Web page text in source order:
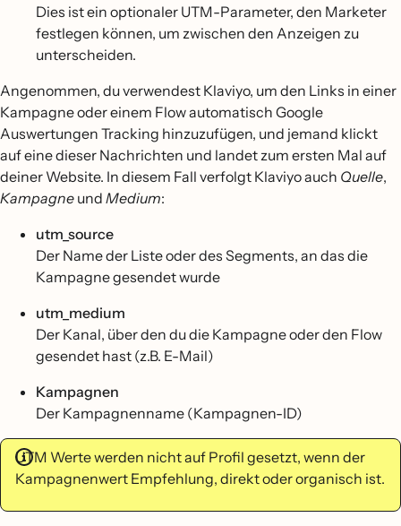
Dies ist ein optionaler UTM-Parameter, den Marketer
festlegen können, um zwischen den Anzeigen zu
unterscheiden.
Angenommen, du verwendest Klaviyo, um den Links in einer
Kampagne oder einem Flow automatisch Google
Auswertungen Tracking hinzuzufügen, und jemand klickt
auf eine dieser Nachrichten und landet zum ersten Mal auf
deiner Website. In diesem Fall verfolgt Klaviyo auch Quelle,
Kampagne und Medium:
utm_source
Der Name der Liste oder des Segments, an das die
Kampagne gesendet wurde
utm_medium
Der Kanal, über den du die Kampagne oder den Flow
gesendet hast (z.B. E-Mail)
Kampagnen
Der Kampagnenname (Kampagnen-ID)
UTM Werte werden nicht auf Profil gesetzt, wenn der
Kampagnenwert Empfehlung, direkt oder organisch ist.